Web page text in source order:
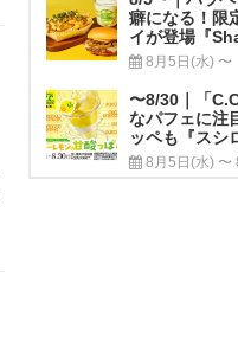
癖になる！限
イが登場『
8月5日(水) 〜
〜8/30｜「
なパフェに注
ッペも『スシ
8月5日(水) 〜